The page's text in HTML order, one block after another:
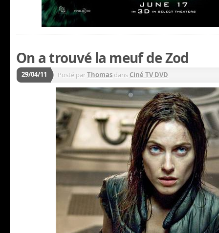
On a trouvé la meuf de Zod
29/04/11 Posté parThomas dans Ciné TV DVD